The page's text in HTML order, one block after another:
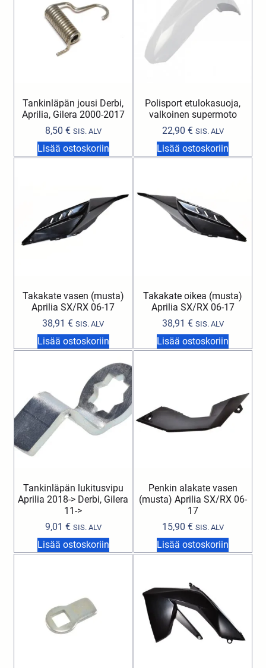
Tankinläpän jousi Derbi,
Aprilia, Gilera 2000-2017
8,50 € SIS. ALV
Lisää ostoskoriin
Polisport etulokasuoja,
valkoinen supermoto
22,90 € SIS. ALV
Lisää ostoskoriin
Takakate vasen (musta)
Aprilia SX/RX 06-17
38,91€ SIS. ALV
Lisää ostoskoriin
Takakate oikea (musta)
Aprilia SX/RX 06-17
38,91 € SIS. ALV
Lisää ostoskoriin
Tankinläpän lukitusvipu
Aprilia 2018-> Derbi, Gilera
11->
9,01 € SIS. ALV
Lisää ostoskoriin
Penkin alakate vasen
(musta) Aprilia SX/RX 06-
17
15,90 € SIS. ALV
Lisää ostoskoriin